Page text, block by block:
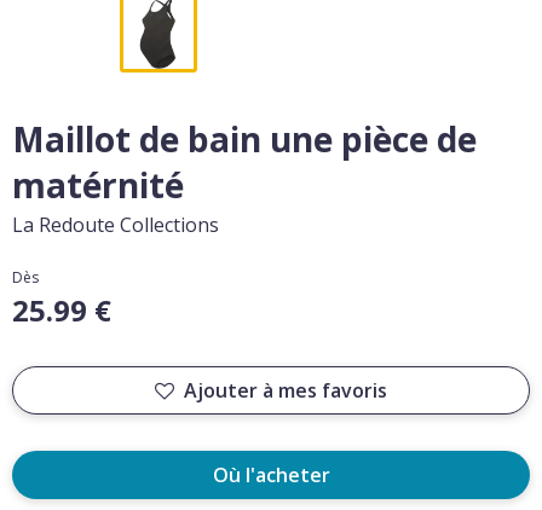
Maillot de bain une pièce de
matérnité
La Redoute Collections
Dès
25.99 €
Ajouter à mes favoris
Où l'acheter